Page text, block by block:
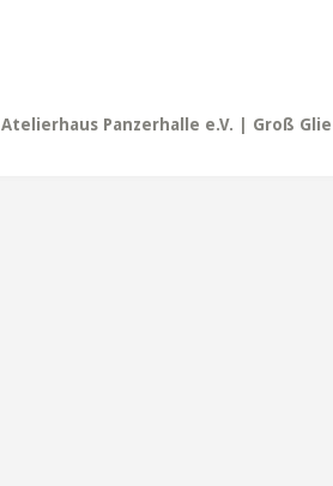
Atelierhaus Panzerhalle e.V. | Groß